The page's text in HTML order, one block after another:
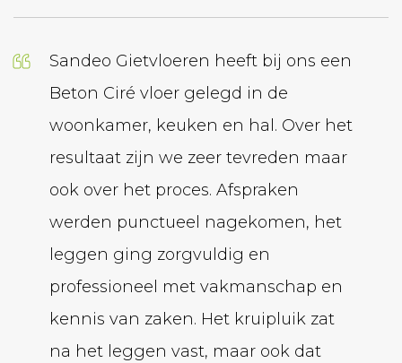
Sandeo Gietvloeren heeft bij ons een
Beton Ciré vloer gelegd in de
woonkamer, keuken en hal. Over het
resultaat zijn we zeer tevreden maar
ook over het proces. Afspraken
werden punctueel nagekomen, het
leggen ging zorgvuldig en
professioneel met vakmanschap en
kennis van zaken. Het kruipluik zat
na het leggen vast, maar ook dat